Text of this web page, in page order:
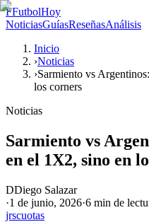
FFutbolHoy
NoticiasGuíasReseñasAnálisis
Inicio
›Noticias
›Sarmiento vs
los corners
Noticias
Sarmiento vs
en el 1X2, sino en
DDiego Salazar
·1 de junio, 2026·6 min de
jrscuotas